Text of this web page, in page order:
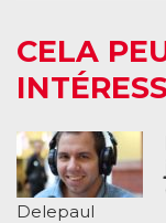
CELA
Delepaul